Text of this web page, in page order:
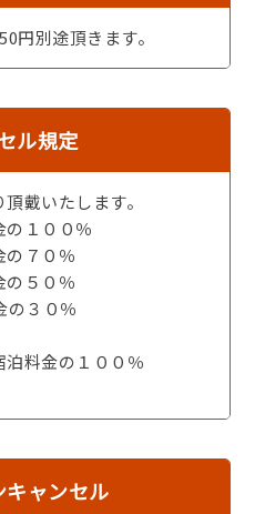
が変更となる場合がござい
けます。
、女湯の何れか１つを１５
利用頂けます。もう１つは
時まで掛け流しでご利用頂
。
単純泉で柔らかい泉質は筋
円別途頂きます。
ル規定
戴いたします。
００％
０％
５０％
３０％
料金の１００％
キャンセル